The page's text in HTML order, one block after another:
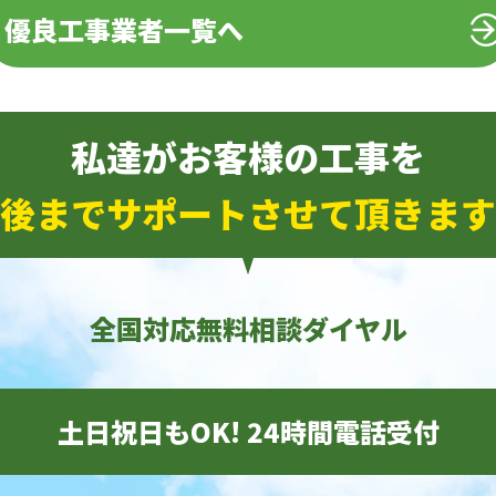
優良工事業者一覧へ
私達がお客様の工事を
までサポートさせて頂きま
全国対応無料相談ダイヤル
土日祝日もOK! 24時間電話受付